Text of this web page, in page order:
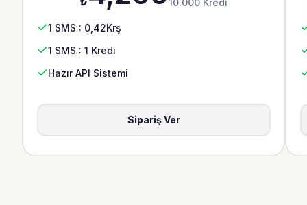
1 SMS : 0,42Krş
1 SMS : 1 Kredi
Hazır API Sistemi
Sipariş Ver